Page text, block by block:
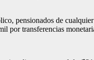
pensionados de
por transferencias